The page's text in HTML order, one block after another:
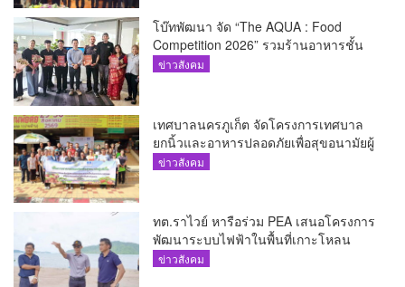
โบ๊ทพัฒนา จัด “The AQUA : Food
Competition 2026” รวมร้านอาหารชั้น
นำของ The Shopps at The AQUA ชู
ข่าวสังคม
เทศบาลนครภูเก็ต จัดโครงการเทศบาล
ยกนิ้วและอาหารปลอดภัยเพื่อสุขอนามัยผู้
บริโภค
ข่าวสังคม
ทต.ราไวย์ หารือร่วม PEA เสนอโครงการ
พัฒนาระบบไฟฟ้าในพื้นที่เกาะโหลน
ข่าวสังคม